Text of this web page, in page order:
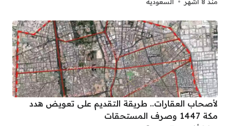
لأصحاب العقارات.. طريقة التقديم على تعويض هدد
مكة 1447 وصرف المستحقات